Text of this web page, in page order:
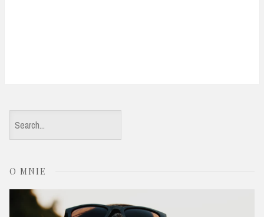
e
rO MNIE